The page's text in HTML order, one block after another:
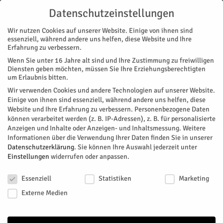
Start MENÜ
#120 MENÜ
Dezember 1, 2021 427 0
Facebook Twitter
Datenschutzeinstellungen
Wir nutzen Cookies auf unserer Website. Einige von ihnen sind
essenziell, während andere uns helfen, diese Website und Ihre
Erfahrung zu verbessern.
Wenn Sie unter 16 Jahre alt sind und Ihre Zustimmung zu freiwilligen
Diensten geben möchten, müssen Sie Ihre Erziehungsberechtigten
um Erlaubnis bitten.
Wir verwenden Cookies und andere Technologien auf unserer Website.
Einige von ihnen sind essenziell, während andere uns helfen, diese
Website und Ihre Erfahrung zu verbessern. Personenbezogene Daten
können verarbeitet werden (z. B. IP-Adressen), z. B. für personalisierte
Anzeigen und Inhalte oder Anzeigen- und Inhaltsmessung. Weitere
Informationen über die Verwendung Ihrer Daten finden Sie in unserer
Datenschutzerklärung. Sie können Ihre Auswahl jederzeit unter
Einstellungen widerrufen oder anpassen.
Essenziell
Statistiken
Marketing
Externe Medien